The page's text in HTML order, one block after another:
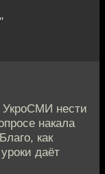
УкроСМИ нести
накала
как
даёт